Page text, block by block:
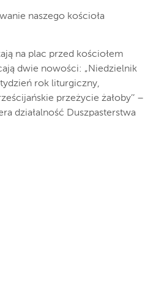
naszego kościoła
na plac przed kościołem
dwie nowości: „Niedzielnik
tydzień rok liturgiczny,
przeżycie żałoby’’ –
działalność Duszpasterstwa